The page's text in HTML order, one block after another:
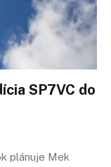
SP7VC do
plánuje Mek